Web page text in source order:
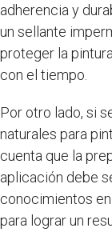
adherencia y
un sellante
proteger la
con el tiempo.
Por otro lado, si
naturales para
cuenta que la
aplicación debe
conocimientos
para lograr un